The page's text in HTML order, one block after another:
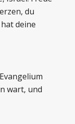
du
deine
wart, und